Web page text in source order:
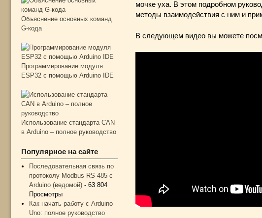
Объяснение основных команд
G-кода
Программирование модуля
ESP32 с помощью Arduino IDE
Использование стандарта CAN
в Arduino – полное руководство
Популярное на сайте
Последовательная связь по
протоколу Modbus RS-485 с
Arduino (ведомой)- 63 804
Просмотры
Как начать работу с Arduino
Uno: полное руководство
мочке уха. В этом подробном
методы взаимодействия с ним и
В следующем видео вы можете